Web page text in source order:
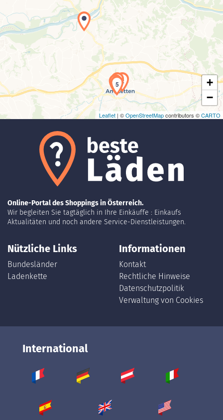
Laden der Karte...
2
3
45
+
−
Leaflet | ©OpenStreetMapcontributors ©CARTO
Online-Portal des Shoppings in Österreich.
Wir begleiten Sie tagtäglich in Ihre Einkäuffe : Einkaufs
Aktualitäten und noch andere Service-Dienstleistungen.
Nützliche Links
Bundesländer
Ladenkette
Informationen
Kontakt
Rechtliche Hinweise
Datenschutzpolitik
Verwaltung von Cookies
International